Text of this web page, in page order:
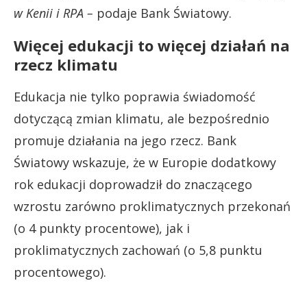
w Kenii i RPA – podaje Bank Światowy.
Więcej edukacji to więcej działań na
rzecz klimatu
Edukacja nie tylko poprawia świadomość
dotyczącą zmian klimatu, ale bezpośrednio
promuje działania na jego rzecz. Bank
Światowy wskazuje, że w Europie dodatkowy
rok edukacji doprowadził do znaczącego
wzrostu zarówno proklimatycznych przekonań
(o 4 punkty procentowe), jak i
proklimatycznych zachowań (o 5,8 punktu
procentowego).